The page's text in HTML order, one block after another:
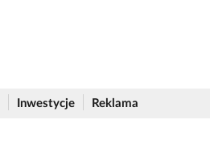
Inwestycje Reklama